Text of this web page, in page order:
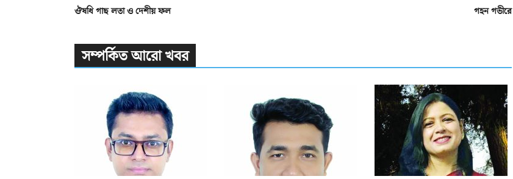
ঔষধি গাছ লতা ও দেশীয় ফল
গহন গভীরে
সম্পর্কিত আরো খবর